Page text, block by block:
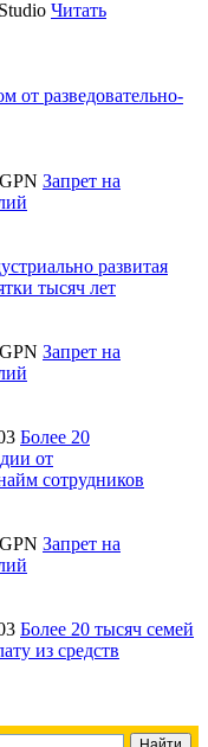
Читать
от разведовательно-
Запрет на
развитая
тысяч лет
Запрет на
Более 20
от
сотрудников
Запрет на
Более 20 тысяч семей
из средств